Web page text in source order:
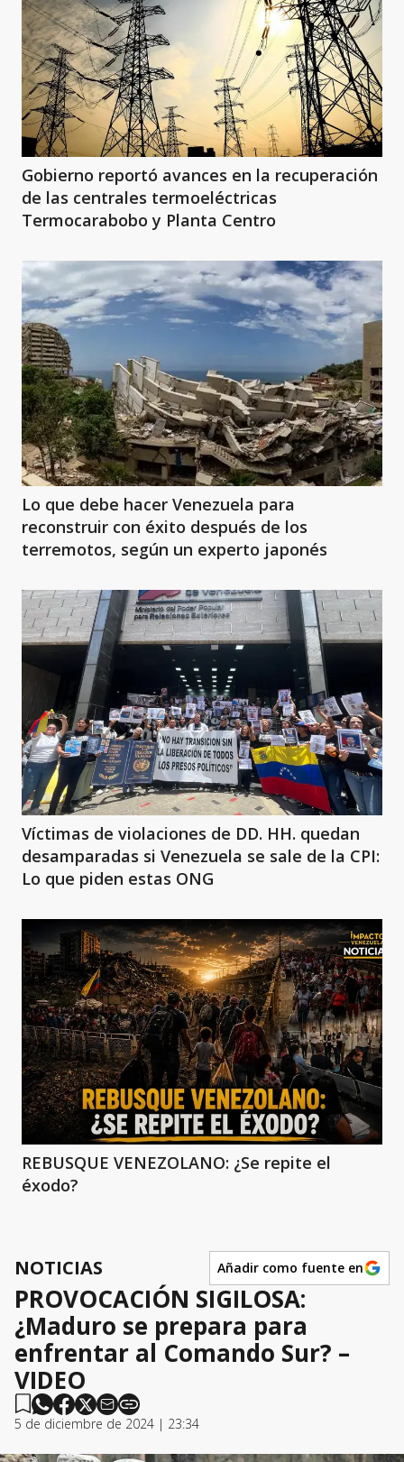
Gobierno reportó avances en la recuperación
de las centrales termoeléctricas
Termocarabobo y Planta Centro
Lo que debe hacer Venezuela para
reconstruir con éxito después de los
terremotos, según un experto japonés
Víctimas de violaciones de DD. HH. quedan
desamparadas si Venezuela se sale de la CPI:
Lo que piden estas ONG
REBUSQUE VENEZOLANO: ¿Se repite el
éxodo?
NOTICIAS Añadir como fuente en
PROVOCACIÓN SIGILOSA:
¿Maduro se prepara para
enfrentar al Comando Sur? –
VIDEO
5 de diciembre de 2024 | 23:34